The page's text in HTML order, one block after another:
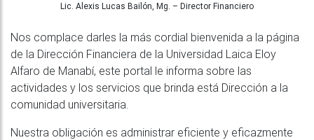
Lic. Alexis Lucas Bailón, Mg. – Director Financiero
Nos complace darles la más cordial bienvenida a la página
de la Dirección Financiera de la Universidad Laica Eloy
Alfaro de Manabí, este portal le informa sobre las
actividades y los servicios que brinda está Dirección a la
comunidad universitaria.
Nuestra obligación es administrar eficiente y eficazmente